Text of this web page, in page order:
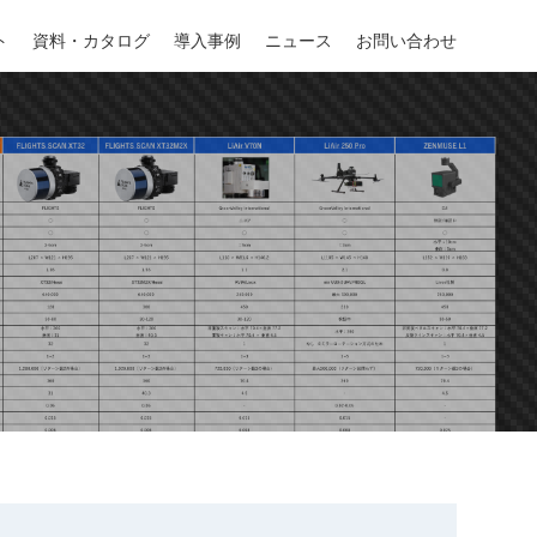
資料・カタログ 導入事例 ニュース お問い合わせ
資料・カタログ 導入事例 ニュース お問い合わせ